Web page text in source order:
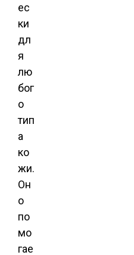
ес
ки
дл
я
лю
бог
о
тип
а
ко
жи.
Он
о
по
мо
гае